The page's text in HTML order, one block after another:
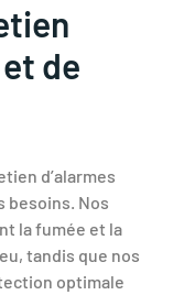
de
d’alarmes
besoins. Nos
la fumée et la
tandis que nos
optimale